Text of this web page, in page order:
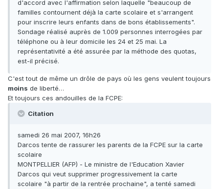
d'accord avec l'affirmation selon laquelle "beaucoup de
familles contournent déjà la carte scolaire et s'arrangent
pour inscrire leurs enfants dans de bons établissements".
Sondage réalisé auprès de 1.009 personnes interrogées par
téléphone ou à leur domicile les 24 et 25 mai. La
représentativité a été assurée par la méthode des quotas,
est-il précisé.
C'est tout de même un drôle de pays où les gens veulent toujours
moins de liberté…
Et toujours ces andouilles de la FCPE:
Citation
samedi 26 mai 2007, 16h26
Darcos tente de rassurer les parents de la FCPE sur la carte
scolaire
MONTPELLIER (AFP) - Le ministre de l'Education Xavier
Darcos qui veut supprimer progressivement la carte
scolaire "à partir de la rentrée prochaine", a tenté samedi